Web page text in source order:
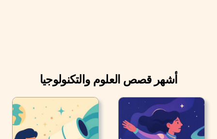
أشهر قصص العلوم والتكنولوجيا